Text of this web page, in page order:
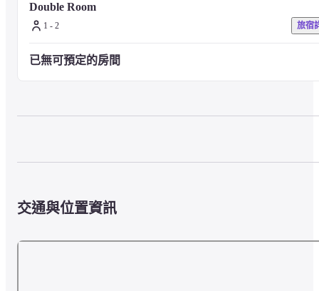
Double Room
1 - 2 旅宿
已無可預定的房間
交通與位置資訊